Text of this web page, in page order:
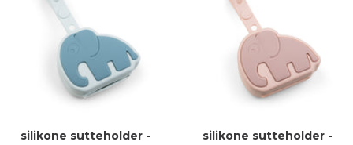
silikone sutteholder -
silikone sutteholder -